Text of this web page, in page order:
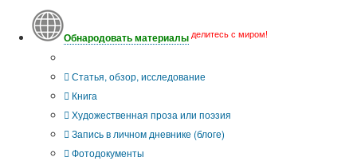
Обнародовать материалы делитесь с миром!
Статья, обзор, исследование
Книга
Художественная проза или поэзия
Запись в личном дневнике (блоге)
Фотодокументы